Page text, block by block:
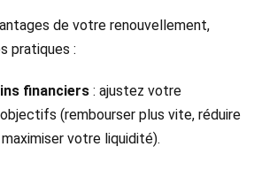
de votre renouvellement,
pratiques :
financiers : ajustez votre
(rembourser plus vite, réduire
votre liquidité).